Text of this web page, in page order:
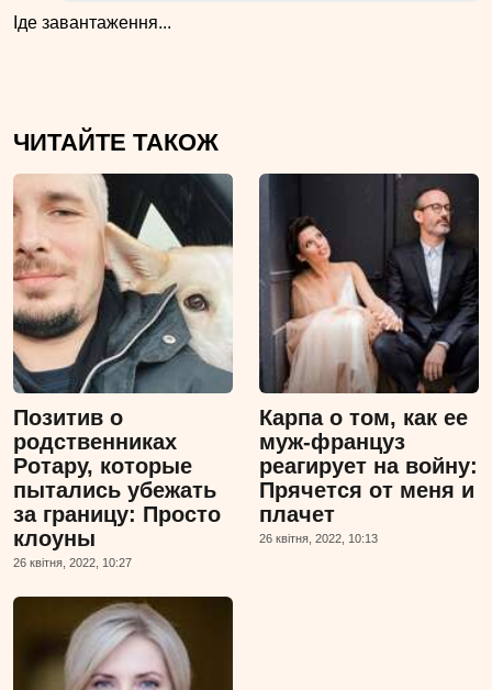
Іде завантаження...
ЧИТАЙТЕ ТАКОЖ
Позитив о
родственниках
Ротару, которые
пытались убежать
за границу: Просто
клоуны
26 квiтня, 2022, 10:27
Карпа о том, как ее
муж-француз
реагирует на войну:
Прячется от меня и
плачет
26 квiтня, 2022, 10:13